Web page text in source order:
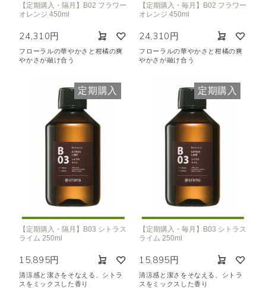
【定期購入・隔月】B02 フラワー
オレンジ 450ml
24,310円
フローラルの華やかさと柑橘の爽
やかさが融け合う
【定期購入・毎月】B02 フラワー
オレンジ 450ml
24,310円
フローラルの華やかさと柑橘の爽
やかさが融け合う
定期購入
【定期購入・隔月】B03 シトラス
ライム 250ml
15,895円
清涼感と潔さをそなえる、シトラ
スをミックスした香り
定期購入
【定期購入・毎月】B03 シトラス
ライム 250ml
15,895円
清涼感と潔さをそなえる、シトラ
スをミックスした香り